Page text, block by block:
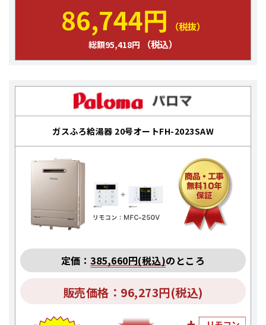
86,744円 （税抜）
総額95,418円 （税込）
ガスふろ給湯器 20号オートFH-2023SAW
定価：385,660円(税込)のところ
販売価格：96,273円(税込)